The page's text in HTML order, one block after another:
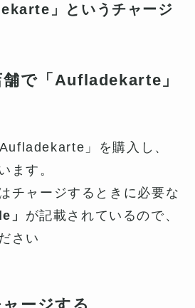
」というチャージ
で「Aufladekarte」
」を購入し、
ます。
チャージするときに必要な
」 が記載されているので、
さい